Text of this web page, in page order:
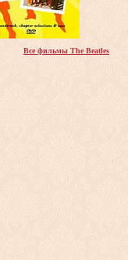
Все фильмы The Beatles